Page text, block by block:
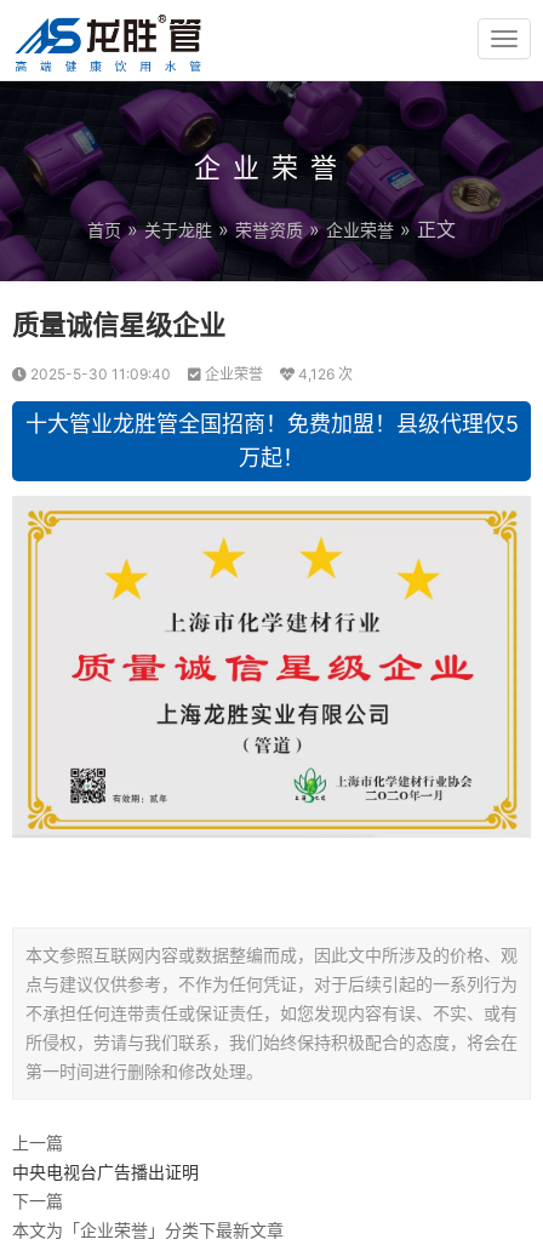
企业荣誉
首页 »关于龙胜 »荣誉资质»企业荣誉 » 正文
质量诚信星级企业
2025-5-30 11:09:40 企业荣誉 4,126 次
十大管业龙胜管全国招商！免费加盟！县级代理仅5
万起！
本文参照互联网内容或数据整编而成，因此文中所涉及的价格、观
点与建议仅供参考，不作为任何凭证，对于后续引起的一系列行为
不承担任何连带责任或保证责任，如您发现内容有误、不实、或有
所侵权，劳请与我们联系，我们始终保持积极配合的态度，将会在
第一时间进行删除和修改处理。
上一篇
中央电视台广告播出证明
下一篇
本文为「企业荣誉」分类下最新文章